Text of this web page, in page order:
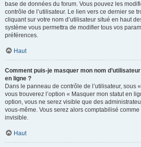
base de données du forum. Vous pouvez les
contrôle de l’utilisateur. Le lien vers ce dernier se
cliquant sur votre nom d’utilisateur situé en haut
système vous permettra de modifier tous vos
préférences.
Haut
Comment puis-je masquer mon nom
en ligne ?
Dans le panneau de contrôle de l’utilisateur, sous
vous trouverez l’option « Masquer mon statut en
option, vous ne serez visible que des
vous-même. Vous serez alors comptabilisé
invisible.
Haut